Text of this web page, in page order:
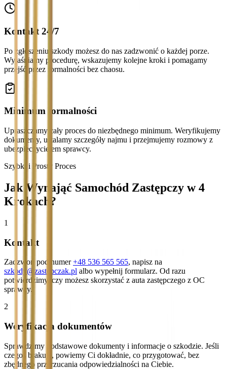
Kontakt 24/7
Po zgłoszeniu szkody możesz do nas zadzwonić o każdej porze.
Wyjaśniamy procedurę, wskazujemy kolejne kroki i pomagamy
przejść przez formalności bez chaosu.
Minimum formalności
Upraszczamy cały proces do niezbędnego minimum. Weryfikujemy
dokumenty, ustalamy szczegóły najmu i przejmujemy rozmowy z
ubezpieczycielem sprawcy.
Szybki i Prosty Proces
Jak Wynająć Samochód Zastępczy w 4
Krokach?
1
Kontakt
Zadzwoń pod numer+48 536 565 565, napisz na
szkody@zastepczak.pl albo wypełnij formularz. Od razu
potwierdzimy, czy możesz skorzystać z auta zastępczego z OC
sprawcy.
2
Weryfikacja dokumentów
Sprawdzimy podstawowe dokumenty i informacje o szkodzie. Jeśli
czegoś brakuje, powiemy Ci dokładnie, co przygotować, bez
zbędnego przerzucania odpowiedzialności na Ciebie.